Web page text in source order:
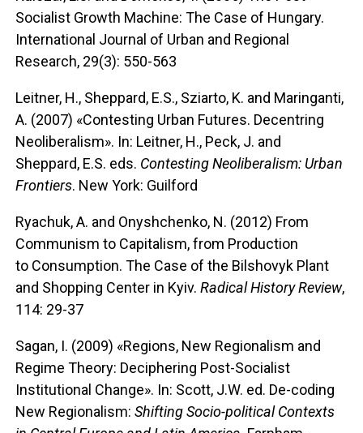
Socialist Growth Machine: The Case of Hungary.
International Journal of Urban and Regional
Research, 29(3): 550-563
Leitner, H., Sheppard, E.S., Sziarto, K. and Maringanti,
A. (2007) «Contesting Urban Futures. Decentring
Neoliberalism». In: Leitner, H., Peck, J. and
Sheppard, E.S. eds. Contesting Neoliberalism: Urban
Frontiers. New York: Guilford
Ryachuk, A. and Onyshchenko, N. (2012) From
Communism to Capitalism, from Production
to Consumption. The Case of the Bilshovyk Plant
and Shopping Center in Kyiv.Radical History Review,
114: 29-37
Sagan, I. (2009) «Regions, New Regionalism and
Regime Theory: Deciphering Post-Socialist
Institutional Change». In: Scott, J.W. ed. De-coding
New Regionalism:Shifting Socio-political Contexts